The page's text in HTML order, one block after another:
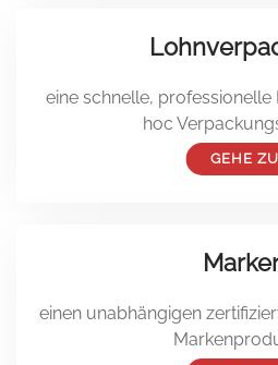
eine schnelle,
hoc
GEHE ZU
einen unabhängigen